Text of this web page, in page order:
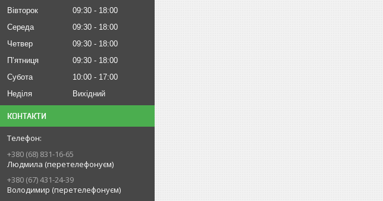
Вівторок
09:30
18:00
Середа
09:30
18:00
Четвер
09:30
18:00
Пʼятниця
09:30
18:00
Субота
10:00
17:00
Неділя
Вихідний
КОНТАКТИ
+380 (68) 831-16-65
Людмила (перетелефонуєм)
+380 (67) 431-24-39
Володимир (перетелефонуєм)